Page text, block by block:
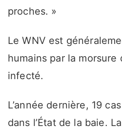
proches. »
Le WNV est
humains par la morsure
infecté.
L’année dernière, 19
dans l’État de la baie.